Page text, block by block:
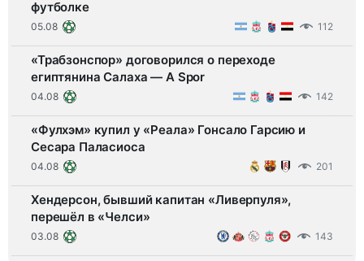
футболке
05.08 112
«Трабзонспор» договорился о переходе
египтянина Салаха — A Spor
04.08 142
«Фулхэм» купил у «Реала» Гонсало Гарсию и
Сесара Паласиоса
04.08 201
Хендерсон, бывший капитан «Ливерпуля»,
перешёл в «Челси»
03.08 143